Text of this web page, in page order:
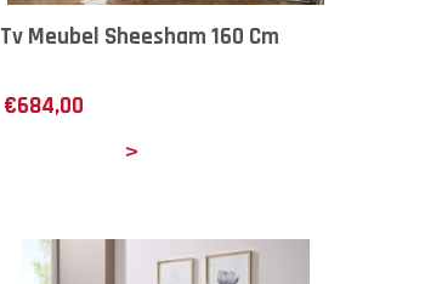
Tv Meubel Sheesham 160 Cm
€684,00